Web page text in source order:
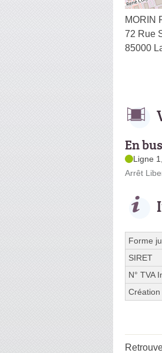
MORIN
72 Rue
85000
En bus
Ligne
Arrêt
Forme
SIRET
N° TVA
Création